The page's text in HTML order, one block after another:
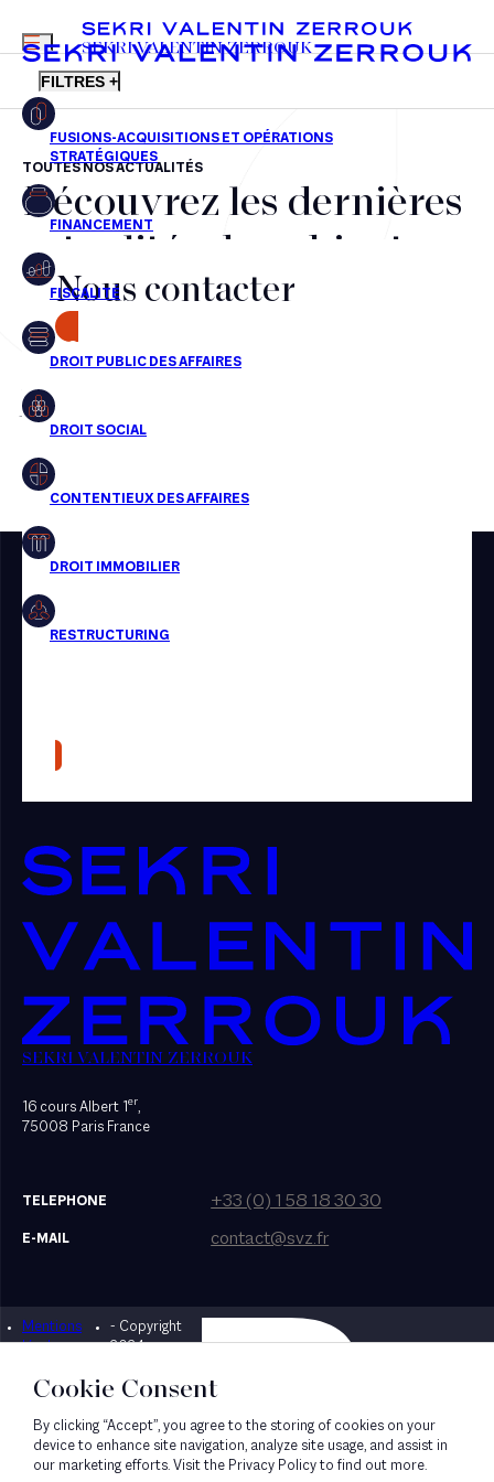
FR EN
MENU
SEKRI VALENTIN ZERROUK
FILTRES +
Fusions-acquisitions et opérations stratégiques
Financement
Fiscalité
Droit public des affaires
Droit social
Droit immobilier
Restructuring
Presse
TOUTES NOS ACTUALITÉS
Découvrez les dernières
actualités du cabinet,
nos récompenses et nos
transactions, jour après
jour
Aucun résultats pour cette recherche
Nous contacter
SEKRI VALENTIN ZERROUK
16 cours Albert 1er,
75008 Paris France
TELEPHONE +33 (0) 1 58 18 30 30
E-MAIL contact@svz.fr
Mentions
légales
- Copyright
2024
Designed by Bonhomme
Cookie Consent
By clicking “Accept”, you agree to the storing of cookies on your
device to enhance site navigation, analyze site usage, and assist in
our marketing efforts. Visit the Privacy Policy to find out more.